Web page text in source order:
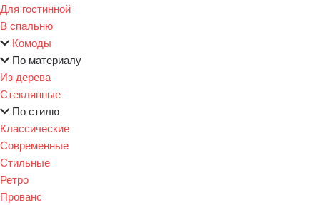
Для гостинной
В спальню
Комоды
По материалу
Из дерева
Стеклянные
По стилю
Классические
Современные
Стильные
Ретро
Прованс